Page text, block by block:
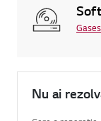
Nu ai